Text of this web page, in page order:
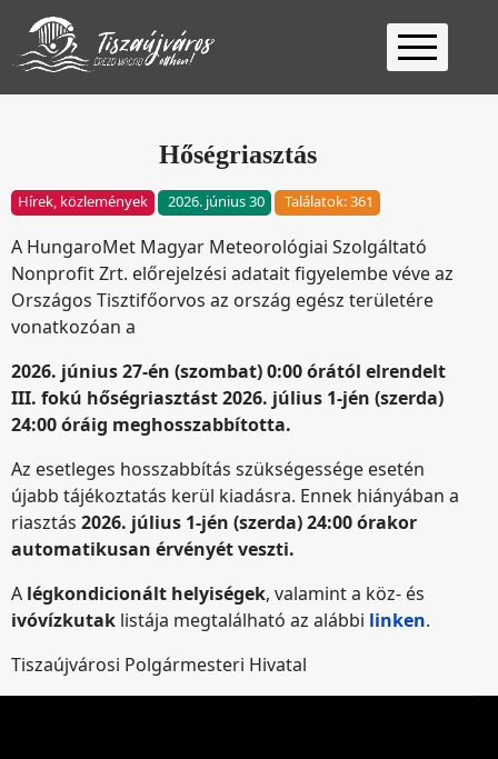
Kezdőlap
Ügyintézés
2026 Fontos
Elérhetőség
Hőségriasztás
Hírek, közlemények 2026. június 30 Találatok: 361
A HungaroMet Magyar Meteorológiai Szolgáltató
Nonprofit Zrt. előrejelzési adatait figyelembe véve az
Országos Tisztifőorvos az ország egész területére
vonatkozóan a
2026. június 27-én (szombat) 0:00 órától elrendelt
III. fokú hőségriasztást 2026. július 1-jén (szerda)
24:00 óráig meghosszabbította.
Az esetleges hosszabbítás szükségessége esetén
újabb tájékoztatás kerül kiadásra. Ennek hiányában a
riasztás 2026. július 1-jén (szerda) 24:00 órakor
automatikusan érvényét veszti.
A légkondicionált helyiségek, valamint a köz- és
ivóvízkutak listája megtalálható az alábbi linken.
Tiszaújvárosi Polgármesteri Hivatal